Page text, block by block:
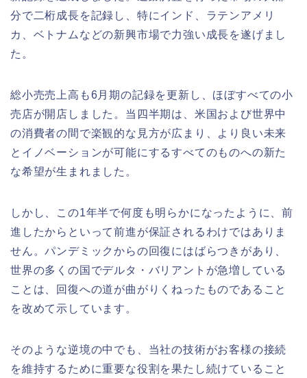
分で二桁成長を記録し、特にインド、ラテンアメリ
カ、ベトナムなどの新興市場で力強い成長を遂げまし
た。
総小売売上高も6月期の記録を更新し、ほぼすべての小
売店が開店しました。当四半期は、米国および世界中
の消費者の間で楽観的な見方が広まり、より良い未来
とイノベーションが可能にするすべてのものへの新た
な希望が生まれました。
しかし、この1年半で何度も明らかになったように、前
進したからといって前進が保証されるわけではありま
せん。パンデミックからの回復にはばらつきがあり、
世界の多くの国でデルタ・バリアントが急増している
ことは、回復への道が曲がりくねったものであること
を改めて示しています。
そのような逆境の中でも、当社の技術がお客様の接続
を維持するために重要な役割を果たし続けていること